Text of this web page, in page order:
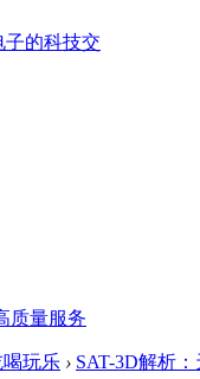
子的科技交
质量服务
玩乐 › SAT-3D解析